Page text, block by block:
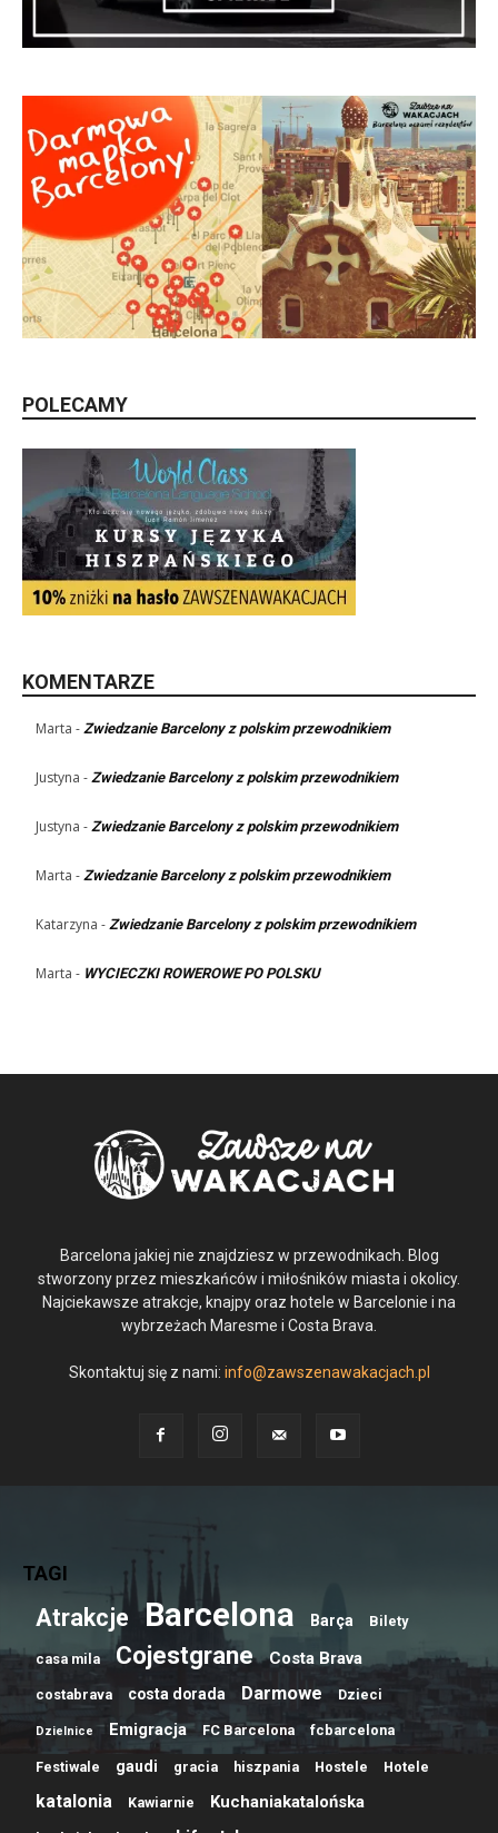
POLECAMY
KOMENTARZE
Marta - Zwiedzanie Barcelony z polskim przewodnikiem
Justyna - Zwiedzanie Barcelony z polskim przewodnikiem
Justyna - Zwiedzanie Barcelony z polskim przewodnikiem
Marta - Zwiedzanie Barcelony z polskim przewodnikiem
Katarzyna - Zwiedzanie Barcelony z polskim przewodnikiem
Marta - WYCIECZKI ROWEROWE PO POLSKU
Barcelona jakiej nie znajdziesz w przewodnikach. Blog
stworzony przez mieszkańców i miłośników miasta i okolicy.
Najciekawsze atrakcje, knajpy oraz hotele w Barcelonie i na
wybrzeżach Maresme i Costa Brava.
Skontaktuj się z nami: info@zawszenawakacjach.pl
TAGI
Atrakcje Barcelona Barça Bilety
casa mila Cojestgrane Costa Brava
costabrava costa dorada Darmowe Dzieci
Dzielnice Emigracja FC Barcelona fcbarcelona
Festiwale gaudi gracia hiszpania Hostele Hotele
katalonia Kawiarnie Kuchaniakatalońska